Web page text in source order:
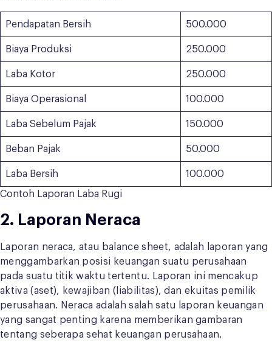
Pendapatan Bersih 500.000
Biaya Produksi 250.000
Laba Kotor 250.000
Biaya Operasional 100.000
Laba Sebelum Pajak 150.000
Beban Pajak 50.000
Laba Bersih 100.000
Contoh Laporan Laba Rugi
2. Laporan Neraca
Laporan neraca, atau balance sheet, adalah laporan yang
menggambarkan posisi keuangan suatu perusahaan
pada suatu titik waktu tertentu. Laporan ini mencakup
aktiva (aset), kewajiban (liabilitas), dan ekuitas pemilik
perusahaan. Neraca adalah salah satu laporan keuangan
yang sangat penting karena memberikan gambaran
tentang seberapa sehat keuangan perusahaan.